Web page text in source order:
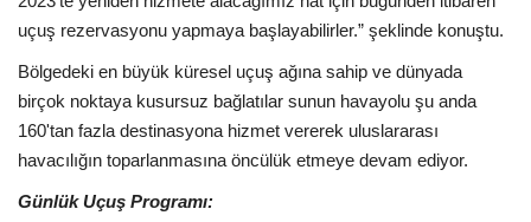
uçuş rezervasyonu yapmaya başlayabilirler.” şeklinde konuştu.
Bölgedeki en büyük küresel uçuş ağına sahip ve dünyada
birçok noktaya kusursuz bağlatılar sunun havayolu şu anda
160'tan fazla destinasyona hizmet vererek uluslararası
havacılığın toparlanmasına öncülük etmeye devam ediyor.
Günlük Uçuş Programı: